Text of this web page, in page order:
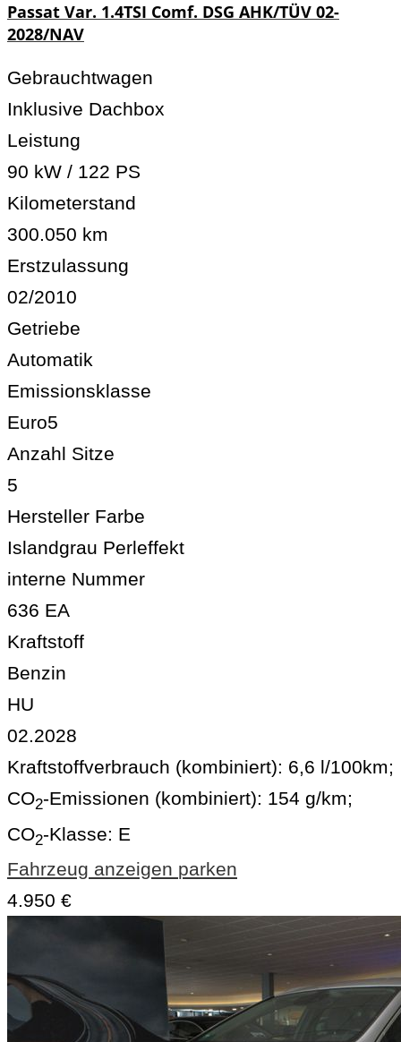
Passat Var. 1.4TSI Comf. DSG AHK/TÜV 02-
2028/NAV
Gebrauchtwagen
Inklusive Dachbox
Leistung
90 kW / 122 PS
Kilometerstand
300.050 km
Erstzulassung
02/2010
Getriebe
Automatik
Emissionsklasse
Euro5
Anzahl Sitze
5
Hersteller Farbe
Islandgrau Perleffekt
interne Nummer
636 EA
Kraftstoff
Benzin
HU
02.2028
Kraftstoffverbrauch (kombiniert): 6,6 l/100km;
CO2-Emissionen (kombiniert): 154 g/km;
CO2-Klasse: E
Fahrzeug anzeigen parken
4.950 €